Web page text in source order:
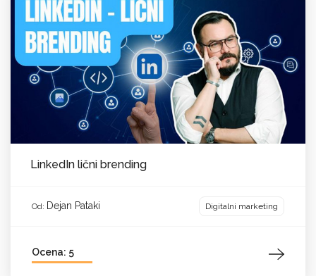
LinkedIn lični brending
Od: Dejan Pataki Digitalni marketing
Ocena: 5